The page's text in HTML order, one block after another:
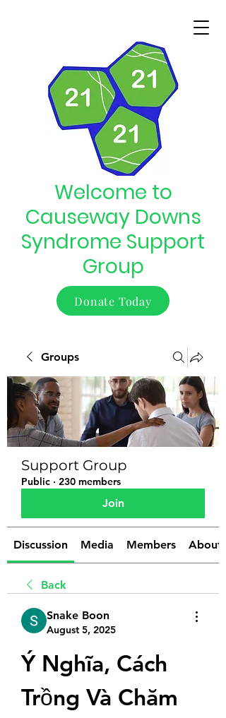
Welcome to
Causeway Downs
Syndrome Support
Group
Donate Today
Groups
Support Group
Public · 230 members
Join
Discussion Media Members About
Back
Snake Boon
August 5, 2025
Ý Nghĩa, Cách
Trồng Và Chăm